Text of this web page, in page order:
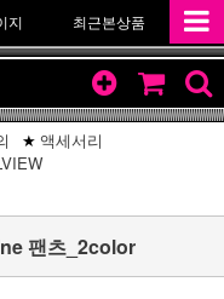
지 최근본상품
액세서리
팬츠_2color